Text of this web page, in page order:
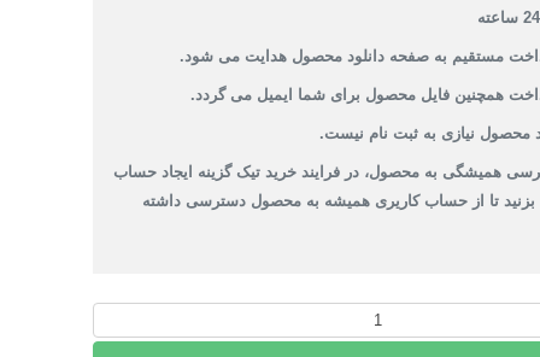
مستقیم به صفحه دانلود محصول هدایت می شود.
همچنین فایل محصول برای شما ایمیل می گردد.
محصول نیازی به ثبت نام نیست.
همیشگی به محصول، در فرایند خرید تیک گزینه ایجاد حساب
بزنید تا از حساب کاریری همیشه به محصول دسترسی داشته